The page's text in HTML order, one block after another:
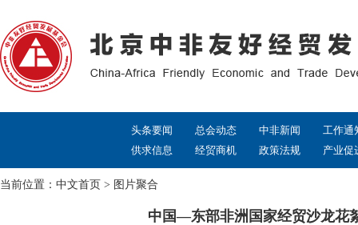
头条要闻 总会动态 中非新闻
工作通
供求信息
经贸商机 政策法规 产业促
当前位置： 中文首页 > 图片聚合
中国—东部非洲国家经贸沙龙花